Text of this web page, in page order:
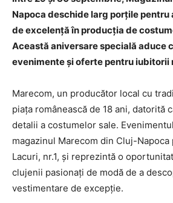
Napoca deschide larg porțile pentru
de excelență în producția de
Această aniversare specială aduce
evenimente și oferte pentru iubitorii
Marecom, un producător local cu
piața românească de 18 ani, datorită
detalii a costumelor sale.
magazinul Marecom din Cluj-Napoca
Lacuri, nr.1, și reprezintă o
clujenii pasionați de modă de a
vestimentare de excepție.